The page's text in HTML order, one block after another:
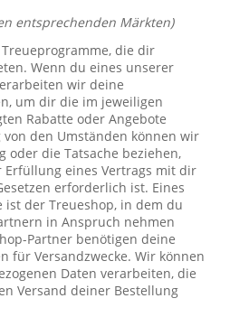
entsprechenden Märkten)
die dir
Wenn du eines unserer
wir deine
um dir die im jeweiligen
Rabatte oder Angebote
den Umständen können wir
oder die Tatsache beziehen,
Erfüllung eines Vertrags mit dir
erforderlich ist. Eines
der Treueshop, in dem du
in Anspruch nehmen
Partner benötigen deine
für Versandzwecke. Wir können
Daten verarbeiten, die
Versand deiner Bestellung